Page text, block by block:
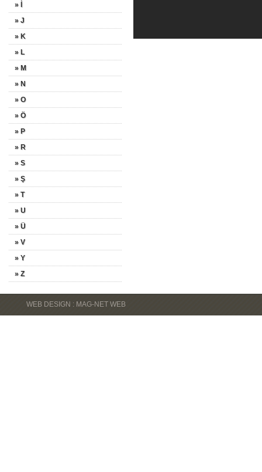
» İ
» J
» K
» L
» M
» N
» O
» Ö
» P
» R
» S
» Ş
» T
» U
» Ü
» V
» Y
» Z
WEB DESIGN : MAG-NET WEB